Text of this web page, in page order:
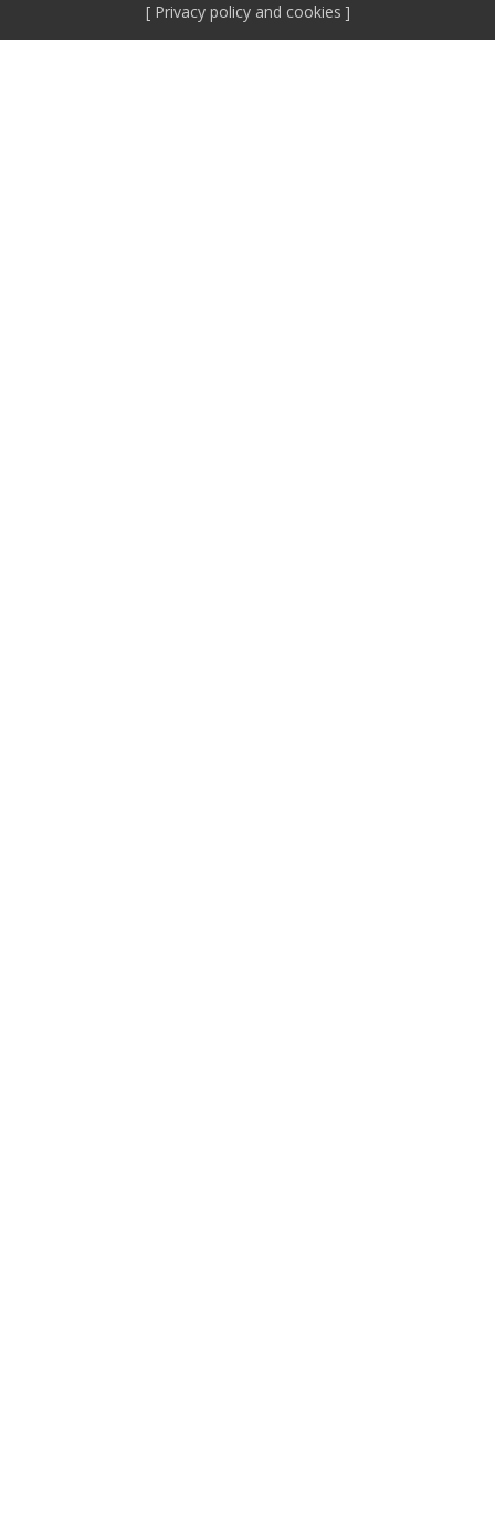
Privacy policy and cookies